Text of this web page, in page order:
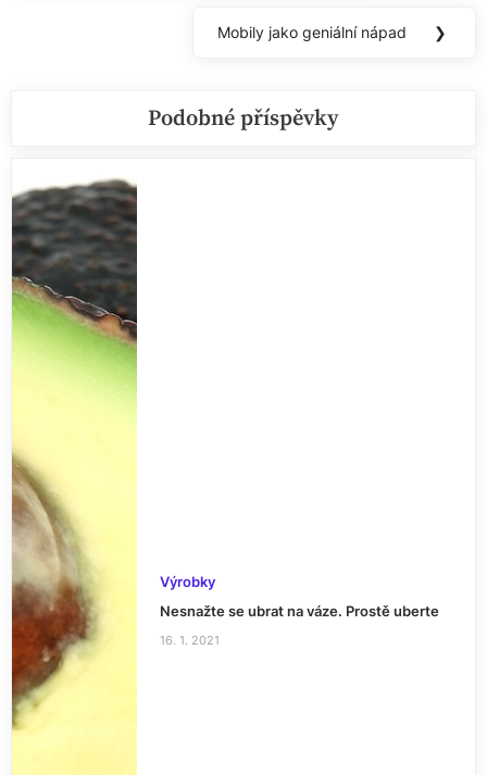
Next
Mobily jako geniální nápad ❯
Podobné příspěvky
Výrobky
Nesnažte se ubrat na váze. Prostě uberte
16. 1. 2021